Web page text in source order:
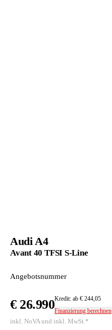
Audi A4
Avant 40 TFSI S-Line
Angebotsnummer
€ 26.990Kredit: ab € 244,05
Finanzierung berechnen
inkl. NoVA und inkl. MwSt.*